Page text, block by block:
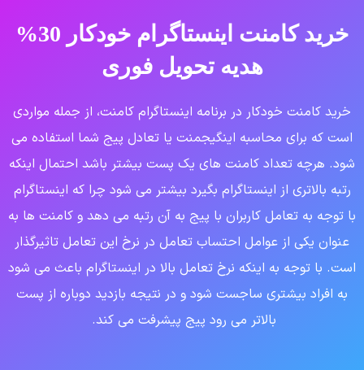
خرید کامنت اینستاگرام خودکار 30%
هدیه تحویل فوری
خرید کامنت خودکار در برنامه اینستاگرام کامنت، از جمله مواردی
است که برای محاسبه اینگیجمنت یا تعادل پیج شما استفاده می
شود. هرچه تعداد کامنت های یک پست بیشتر باشد احتمال اینکه
رتبه بالاتری از اینستاگرام بگیرد بیشتر می شود چرا که اینستاگرام
با توجه به تعامل کاربران با پیج به آن رتبه می دهد و کامنت ها به
عنوان یکی از عوامل احتساب تعامل در نرخ این تعامل تاثیرگذار
است. با توجه به اینکه نرخ تعامل بالا در اینستاگرام باعث می شود
به افراد بیشتری ساجست شود و در نتیجه بازدید دوباره از پست
بالاتر می رود پیج پیشرفت می کند.